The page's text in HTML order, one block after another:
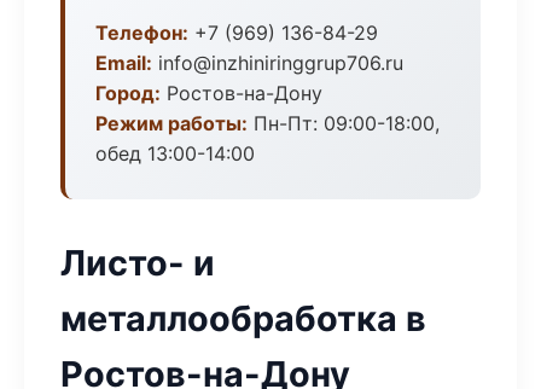
Телефон: +7 (969) 136-84-29
Email: info@inzhiniringgrup706.ru
Город: Ростов-на-Дону
Режим работы: Пн-Пт: 09:00-18:00,
обед 13:00-14:00
Листо- и
металлообработка в
Ростов-на-Дону